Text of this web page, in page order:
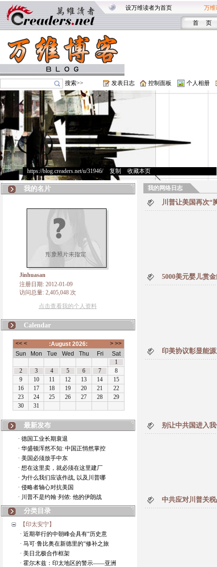
设万维读者为首页 万维
首 页
搜索>> 发表日志 控制面板 个人相册
https://blog.creaders.net/u/31946/> 复制 收藏本页
我的名片
Jinhuasan
注册日期: 2012-01-09
访问总量: 2,405,048 次
点击查看我的个人资料
Calendar
最新发布
· 德国工业长期衰退
· 华盛顿浑然不知: 中国正悄然掌控
· 美国必须放手中东
· 想在这里卖，就必须在这里建厂
· 为什么我们应该作战, 以及川普哪
· 侵略者轴心对抗美国
· 川普不是约翰·列侬: 他的伊朗战
分类目录
【印太安宁】
· 近期举行的中朝峰会具有“历史意
· 马可·鲁比奥在新德里的“修补之旅
· 美日北极合作框架
· 霍尔木兹：印太地区的警示——亚洲
我的网络日志
川普让美国再次“
5000美元婴儿赏
印美协议彰显能
别让中共国进入
中共应对川普关